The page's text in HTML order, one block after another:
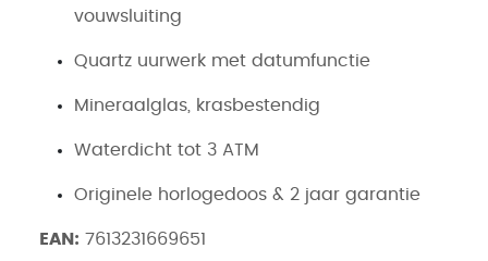
vouwsluiting
Quartz uurwerk met datumfunctie
Mineraalglas, krasbestendig
Waterdicht tot 3 ATM
Originele horlogedoos & 2 jaar garantie
EAN: 7613231669651